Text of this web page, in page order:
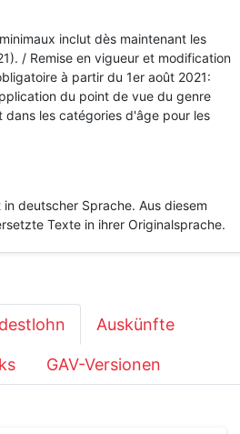
inclut dès maintenant les
/ Remise en vigueur et modification
à partir du 1er août 2021:
du point de vue du genre
les catégories d'âge pour les
deutscher Sprache. Aus diesem
Texte in ihrer Originalsprache.
Auskünfte
GAV-Versionen